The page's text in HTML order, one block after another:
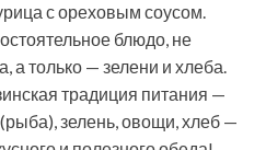
с ореховым соусом.
блюдо, не
а только — зелени и хлеба.
традиция питания —
зелень, овощи, хлеб —